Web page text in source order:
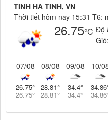
TINH HA TINH, VN
Thời tiết hôm nay 15:31 T6:
26.75°C Độ
Gió:
07/08
26.75°
26.75°
08/08
28.81°
28.81°
09/08
34.4°
34.4°
10/
34.86
34.86